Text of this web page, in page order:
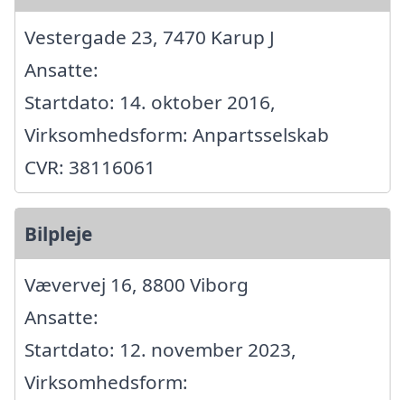
Vestergade 23, 7470 Karup J
Ansatte:
Startdato: 14. oktober 2016,
Virksomhedsform: Anpartsselskab
CVR: 38116061
Bilpleje
Vævervej 16, 8800 Viborg
Ansatte:
Startdato: 12. november 2023,
Virksomhedsform: